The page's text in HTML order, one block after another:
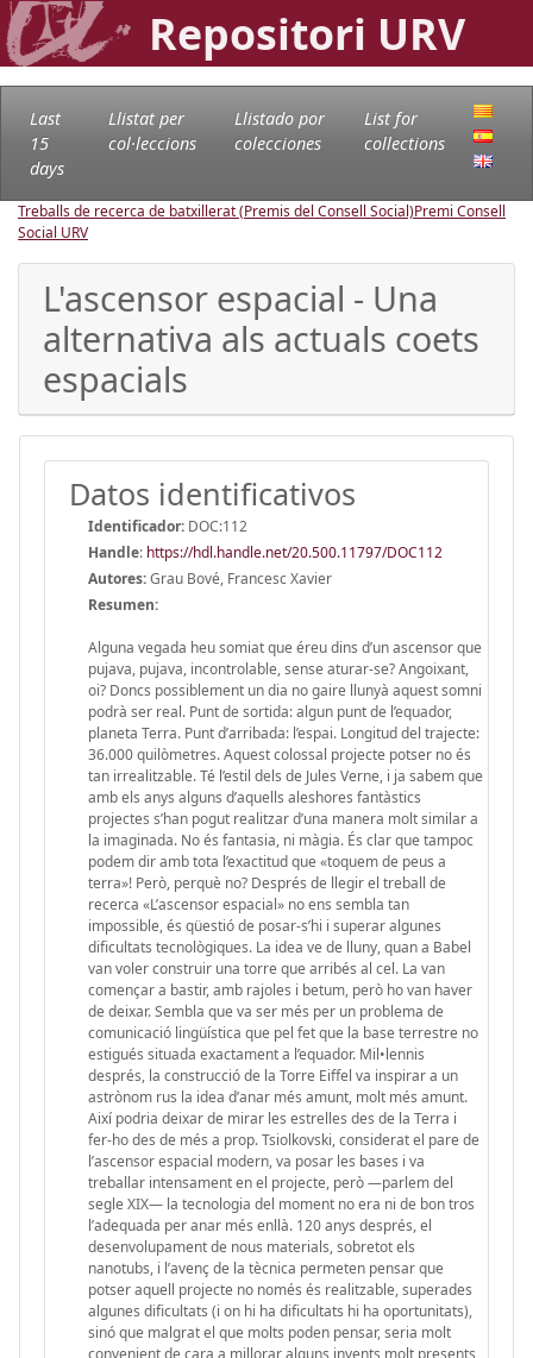
Repositori URV
Last
15
days
Llistat per
col·leccions
Llistado por
colecciones
List for
collections
Treballs de recerca de batxillerat (Premis del Consell Social)Premi Consell
Social URV
L'ascensor espacial - Una
alternativa als actuals coets
espacials
Datos identificativos
Identificador: DOC:112
Handle: https://hdl.handle.net/20.500.11797/DOC112
Autores:Grau Bové, Francesc Xavier
Resumen:
Alguna vegada heu somiat que éreu dins d’un ascensor que
pujava, pujava, incontrolable, sense aturar-se? Angoixant,
oi? Doncs possiblement un dia no gaire llunyà aquest somni
podrà ser real. Punt de sortida: algun punt de l’equador,
planeta Terra. Punt d’arribada: l’espai. Longitud del trajecte:
36.000 quilòmetres. Aquest colossal projecte potser no és
tan irrealitzable. Té l’estil dels de Jules Verne, i ja sabem que
amb els anys alguns d’aquells aleshores fantàstics
projectes s’han pogut realitzar d’una manera molt similar a
la imaginada. No és fantasia, ni màgia. És clar que tampoc
podem dir amb tota l’exactitud que «toquem de peus a
terra»! Però, perquè no? Després de llegir el treball de
recerca «L’ascensor espacial» no ens sembla tan
impossible, és qüestió de posar-s’hi i superar algunes
dificultats tecnològiques. La idea ve de lluny, quan a Babel
van voler construir una torre que arribés al cel. La van
començar a bastir, amb rajoles i betum, però ho van haver
de deixar. Sembla que va ser més per un problema de
comunicació lingüística que pel fet que la base terrestre no
estigués situada exactament a l’equador. Mil•lennis
després, la construcció de la Torre Eiffel va inspirar a un
astrònom rus la idea d’anar més amunt, molt més amunt.
Així podria deixar de mirar les estrelles des de la Terra i
fer-ho des de més a prop. Tsiolkovski, considerat el pare de
l’ascensor espacial modern, va posar les bases i va
treballar intensament en el projecte, però —parlem del
segle XIX— la tecnologia del moment no era ni de bon tros
l’adequada per anar més enllà. 120 anys després, el
desenvolupament de nous materials, sobretot els
nanotubs, i l’avenç de la tècnica permeten pensar que
potser aquell projecte no només és realitzable, superades
algunes dificultats (i on hi ha dificultats hi ha oportunitats),
sinó que malgrat el que molts poden pensar, seria molt
convenient de cara a millorar alguns invents molt presents